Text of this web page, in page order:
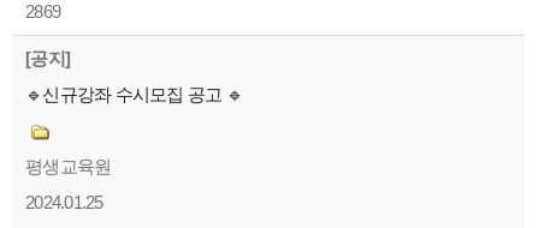
2869
[공지]
🔹신규강좌 수시모집 공고 🔹
평생교육원
2024.01.25